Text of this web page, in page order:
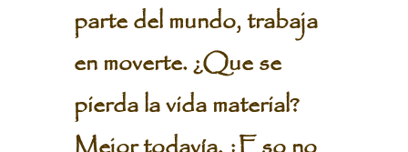
parte del mundo, trabaja
en moverte. ¿Que se
pierda la vida material?